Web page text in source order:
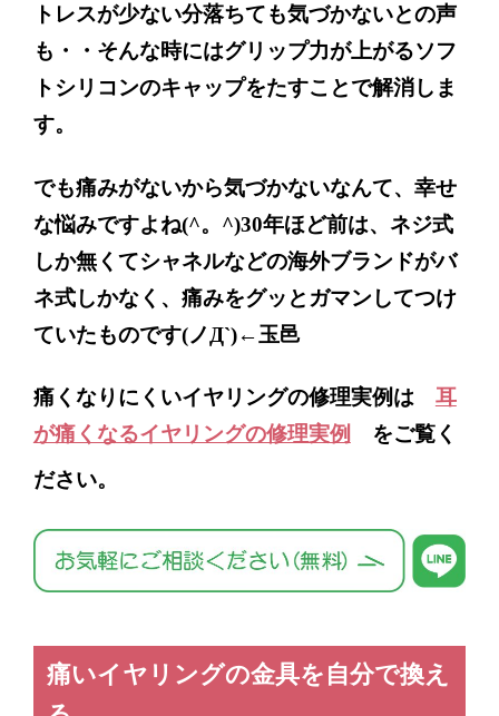
トレスが少ない分落ちても気づかないとの声
も・・そんな時にはグリップ力が上がるソフ
トシリコンのキャップをたすことで解消しま
す。
でも痛みがないから気づかないなんて、幸せ
な悩みですよね(^。 ^)30年ほど前は、ネジ式
しか無くてシャネルなどの海外ブランドがバ
ネ式しかなく、痛みをグッとガマンしてつけ
ていたものです(ノ Д`)←玉邑
痛くなりにくいイヤリングの修理実例は 耳
が痛くなるイヤリングの修理実例
をご覧く
ださい。
痛いイヤリングの金具を自分で換え